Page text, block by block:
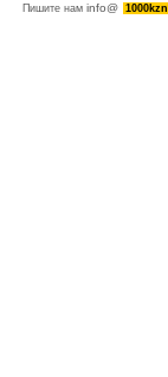
Пишите намinfo@ 1000kzn